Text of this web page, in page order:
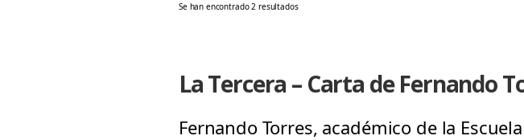
Se han encontrado 2 resultados
La Tercera – Carta de Fernando
Fernando Torres, académico de la